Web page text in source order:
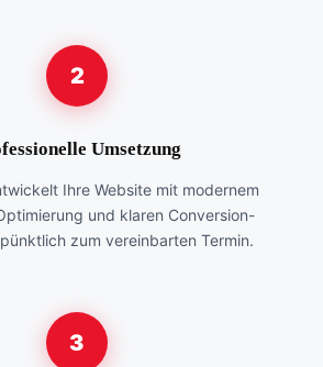
2
Umsetzung
Ihre Website mit modernem
und klaren Conversion-
zum vereinbarten Termin.
3